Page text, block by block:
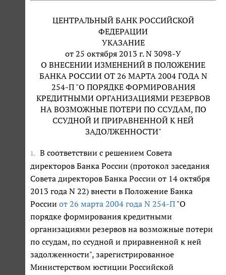
ЦЕНТРАЛЬНЫЙ БАНК РОССИЙСКОЙ
ФЕДЕРАЦИИ
УКАЗАНИЕ
от 25 октября 2013 г. N 3098-У
О ВНЕСЕНИИ ИЗМЕНЕНИЙ В ПОЛОЖЕНИЕ
БАНКА РОССИИ ОТ 26 МАРТА 2004 ГОДА N
254-П "О ПОРЯДКЕ ФОРМИРОВАНИЯ
КРЕДИТНЫМИ ОРГАНИЗАЦИЯМИ РЕЗЕРВОВ
НА ВОЗМОЖНЫЕ ПОТЕРИ ПО ССУДАМ, ПО
ССУДНОЙ И ПРИРАВНЕННОЙ К НЕЙ
ЗАДОЛЖЕННОСТИ"
1.
В соответствии с решением Совета
директоров Банка России (протокол заседания
Совета директоров Банка России от 14 октября
2013 года N 22) внести в Положение Банка
России от 26 марта 2004 года N 254-П "О
порядке формирования кредитными
организациями резервов на возможные потери
по ссудам, по ссудной и приравненной к ней
задолженности", зарегистрированное
Министерством юстиции Российской